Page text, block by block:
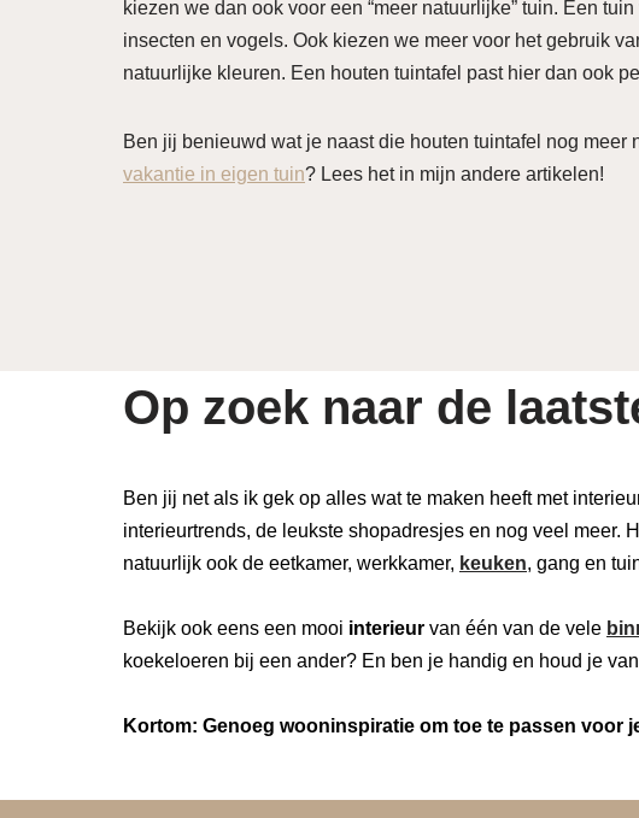
kiezen we dan ook voor een “meer natuurlijke” tuin. Een
insecten en vogels. Ook kiezen we meer voor het gebruik
natuurlijke kleuren. Een houten tuintafel past hier dan ook
Ben jij benieuwd wat je naast die houten tuintafel nog
vakantie in eigen tuin? Lees het in mijn andere artikelen!
Op zoek naar de
Ben jij net als ik gek op alles wat te maken heeft met
interieurtrends, de leukste shopadresjes en nog veel meer.
natuurlijk ook de eetkamer, werkkamer, keuken, gang en
Bekijk ook eens een mooi interieur van één van de vele
koekeloeren bij een ander? En ben je handig en houd je
Kortom: Genoeg wooninspiratie om toe te passen